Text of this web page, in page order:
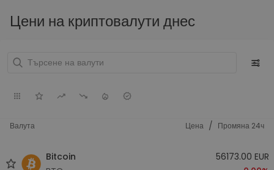
Цени на криптовалути днес
Валута Цена / Промяна 24ч
Bitcoin
56173.00 EUR